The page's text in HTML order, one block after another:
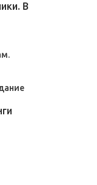
В